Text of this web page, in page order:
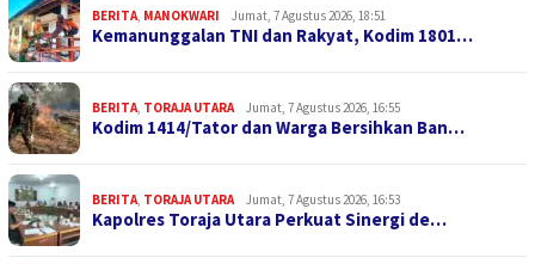
BERITA MANOKWARI Jumat, 7 Agustus 2026, 18:51
Kemanunggalan TNI dan Rakyat, Kodim 1801…
BERITA TORAJA UTARA Jumat, 7 Agustus 2026, 16:55
Kodim 1414/Tator dan Warga Bersihkan Ban…
BERITA TORAJA UTARA Jumat, 7 Agustus 2026, 16:53
Kapolres Toraja Utara Perkuat Sinergi de…